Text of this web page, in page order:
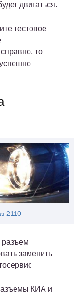
двигаться.
тестовое
то
2110
разъем
заменить
КИА и